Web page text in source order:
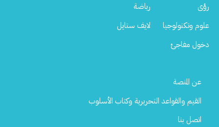
رؤى
رياضة
علوم وتكنولوجيا
لايف ستايل
دخول مفاجئ
Footer
عن المنصة
القيم والقواعد التحريرية وكتاب الأسلوب
اتصل بنا